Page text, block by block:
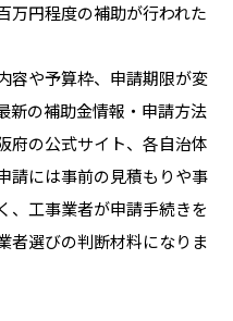
万円程度の補助が行われた
容や予算枠、申請期限が変
新の補助金情報・申請方法
府の公式サイト、各自治体
請には事前の見積もりや事
、工事業者が申請手続きを
者選びの判断材料になりま